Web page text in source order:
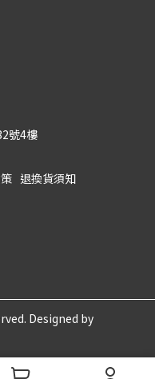
號4樓
退換貨須知
Designed by